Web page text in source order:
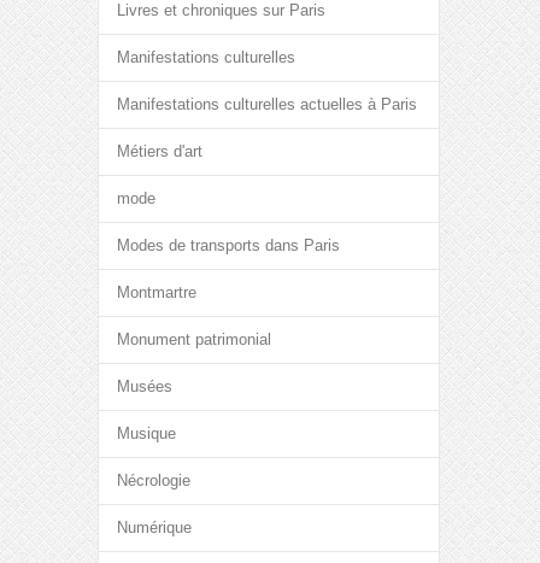
Livres et chroniques sur Paris
Manifestations culturelles
Manifestations culturelles actuelles à Paris
Métiers d'art
mode
Modes de transports dans Paris
Montmartre
Monument patrimonial
Musées
Musique
Nécrologie
Numérique